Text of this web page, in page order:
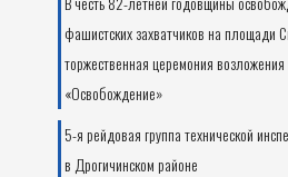
фашистских захватчиков на площади
торжественная церемония
«Освобождение»
5-я рейдовая группа технической
в Дрогичинском районе